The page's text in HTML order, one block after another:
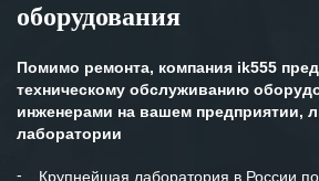
оборудования
Помимо ремонта, компания ik555
техническому обслуживанию
инженерами на вашем предприятии,
лаборатории
Крупнейшая лаборатория в России